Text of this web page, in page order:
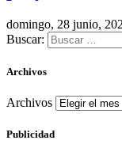
domingo, 28 junio,
Buscar:
Archivos
Archivos
Publicidad